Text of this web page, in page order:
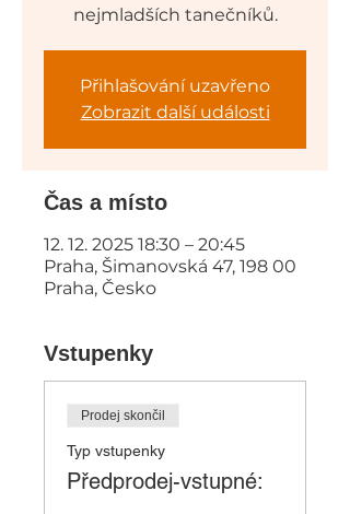
nejmladších tanečníků.
Přihlašování uzavřeno
Zobrazit další události
Čas a místo
12. 12. 2025 18:30 – 20:45
Praha, Šimanovská 47, 198 00
Praha, Česko
Vstupenky
Prodej skončil
Typ vstupenky
Předprodej-vstupné: